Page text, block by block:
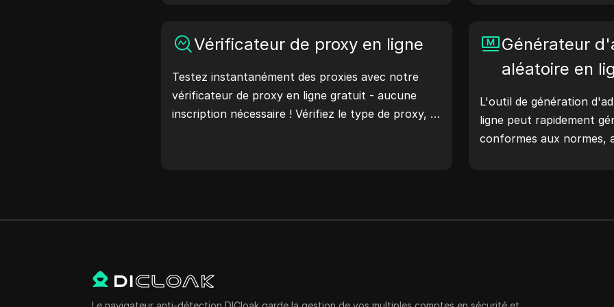
rapidement des
géolocalisation, les
et plus encore.
améliorez votre
générez des adresses IP
Vérificateur de proxy en ligne
Testez instantanément des proxies avec notre
vérificateur de proxy en ligne gratuit - aucune
inscription nécessaire ! Vérifiez le type de proxy, le
Générateur
aléatoire en
L'outil de génération
ligne peut rapidement
conformes aux normes,